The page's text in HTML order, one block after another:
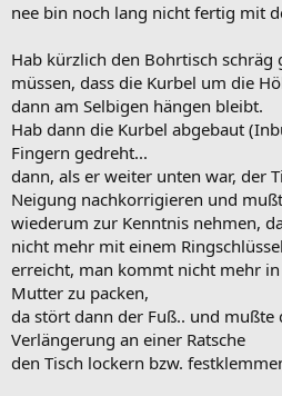
nee bin noch lang nicht fertig mit
Hab kürzlich den Bohrtisch schräg
müssen, dass die Kurbel um die
dann am Selbigen hängen bleibt.
Hab dann die Kurbel abgebaut
Fingern gedreht...
dann, als er weiter unten war, der
Neigung nachkorrigieren und
wiederum zur Kenntnis nehmen,
nicht mehr mit einem Ringschlüssel
erreicht, man kommt nicht mehr
Mutter zu packen,
da stört dann der Fuß.. und mußte
Verlängerung an einer Ratsche
den Tisch lockern bzw.